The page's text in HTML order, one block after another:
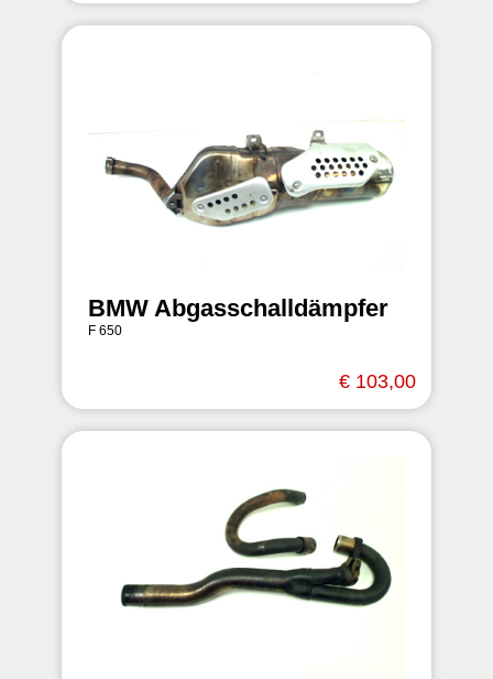
BMW Abgasschalldämpfer
F 650
€ 103,00